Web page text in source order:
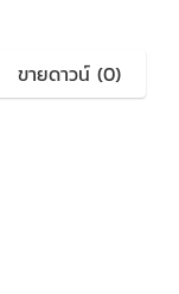
ขายดาวน์ (0)